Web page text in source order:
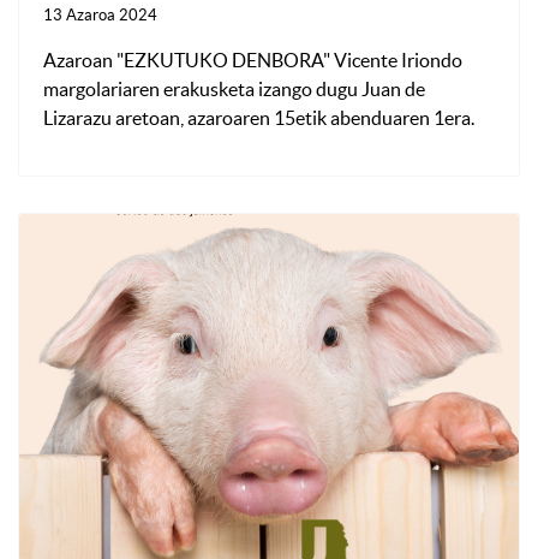
13 Azaroa 2024
Azaroan "EZKUTUKO DENBORA" Vicente Iriondo
margolariaren erakusketa izango dugu Juan de
Lizarazu aretoan, azaroaren 15etik abenduaren 1era.